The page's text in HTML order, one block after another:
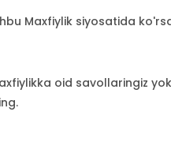
Maxfiylik siyosatida
oid savollaringiz